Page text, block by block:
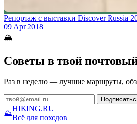
Репортаж с выставки Discover Russia
09 Apr 2018
🏔
Советы в твой
Раз в неделю — лучшие маршруты,
⛰
HIKING.RU
Всё для походов